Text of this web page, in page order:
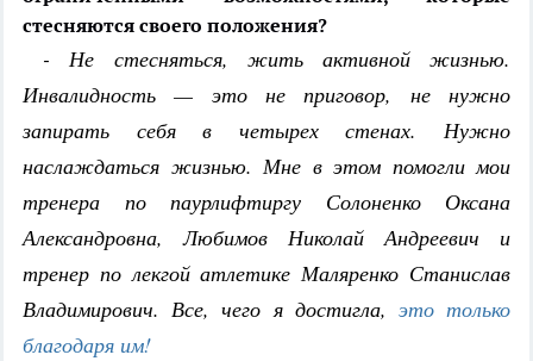
стесняются своего положения?
- Не стесняться, жить активной жизнью.
Инвалидность — это не приговор, не нужно
запирать себя в четырех стенах. Нужно
наслаждаться жизнью. Мне в этом помогли мои
тренера по паурлифтиргу Солоненко Оксана
Александровна, Любимов Николай Андреевич и
тренер по лекгой атлетике Маляренко Станислав
Владимирович. Все, чего я достигла, это только
благодаря им!